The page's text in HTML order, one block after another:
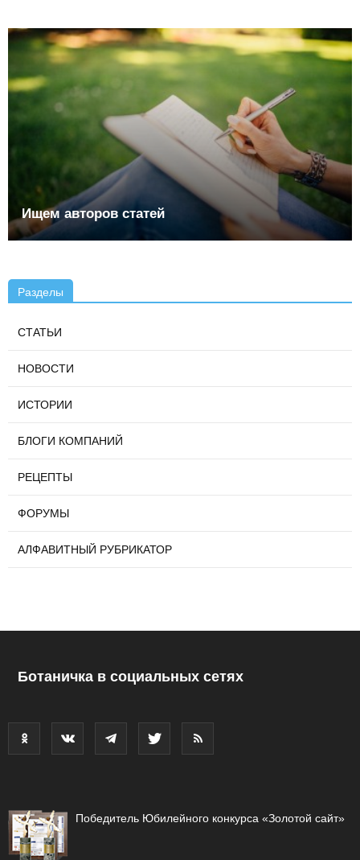
Ищем авторов статей
Разделы
СТАТЬИ
НОВОСТИ
ИСТОРИИ
БЛОГИ КОМПАНИЙ
РЕЦЕПТЫ
ФОРУМЫ
АЛФАВИТНЫЙ РУБРИКАТОР
Ботаничка в социальных сетях
Победитель Юбилейного конкурса «Золотой сайт»